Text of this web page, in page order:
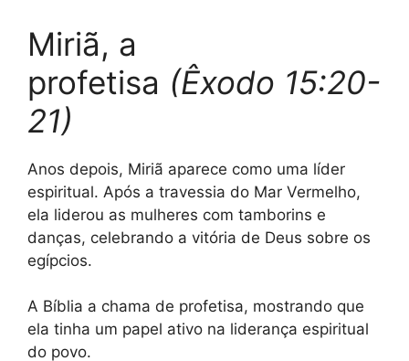
Miriã, a
profetisa (Êxodo 15:20-
21)
Anos depois, Miriã aparece como uma líder
espiritual. Após a travessia do Mar Vermelho,
ela liderou as mulheres com tamborins e
danças, celebrando a vitória de Deus sobre os
egípcios.
A Bíblia a chama de profetisa, mostrando que
ela tinha um papel ativo na liderança espiritual
do povo.